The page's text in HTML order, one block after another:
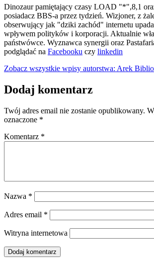
Dinozaur pamiętający czasy LOAD "*",8,1
posiadacz BBS-a przez tydzień. Wizjoner, z
obserwujący jak "dziki zachód" internetu
wpływem polityków i korporacji. Aktualnie
państwówce. Wyznawca synergii oraz
podglądać na Facebooku czy linkedin
Zobacz wszystkie wpisy autorstwa: Arek
Dodaj komentarz
Twój adres email nie zostanie opublikowany.
oznaczone *
Komentarz *
Nazwa *
Adres email *
Witryna internetowa